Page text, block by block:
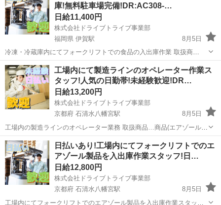
庫!無料駐車場完備!DR:AC308-…
日給11,400円
株式会社ドライブトライブ事業部
福岡県 伊賀駅
8月5日
冷凍・冷蔵庫内にてフォークリフトでの食品の入出庫作業 取扱商
品・・・冷蔵・冷凍食品 作業場所・・・冷凍・冷蔵庫内 勤務時
間・・・22:00～7:00/22:00～10:00※2交代制 平均年齢・・・20～59く
らいま...
福岡 糟屋郡 伊賀駅 倉庫 フォークリフト
工場内にて製造ラインのオペレーター作業ス
タッフ!人気の日勤帯!未経験歓迎!DR…
日給13,200円
株式会社ドライブトライブ事業部
京都府 石清水八幡宮駅
8月5日
工場内の製造ラインのオペレーター業務 取扱商品…商品(エアゾール)
作業場所…工場内 勤務時間…8:30～17:30 年齢層 …20～35の方が活
躍中 ☆面接は即日対応OK！☆ ◇定年60まで(そのため59以...
京都 京都市 石清水八幡宮駅 スタッフ
日払いあり!工場内にてフォークリフトでのエ
アゾール製品を入出庫作業スタッフ!日…
日給12,800円
株式会社ドライブトライブ事業部
京都府 石清水八幡宮駅
8月5日
工場内にてフォークリフトでのエアゾール製品を入出庫作業スタッフ